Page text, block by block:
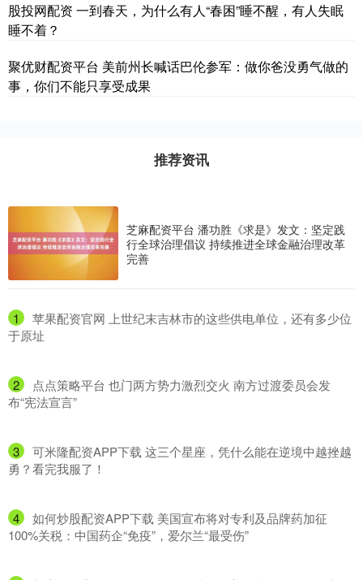
股投网配资 一到春天，为什么有人“春困”睡不醒，有人失眠
睡不着？
聚优财配资平台 美前州长喊话巴伦参军：做你爸没勇气做的
事，你们不能只享受成果
推荐资讯
芝麻配资平台 潘功胜《求是》发文：坚定践
行全球治理倡议 持续推进全球金融治理改革
完善
1
​苹果配资官网 上世纪末吉林市的这些供电单位，还有多少位
于原址
2
​点点策略平台 也门两方势力激烈交火 南方过渡委员会发
布“宪法宣言”
3
​可米隆配资APP下载 这三个星座，凭什么能在逆境中越挫越
勇？看完我服了！
4
​如何炒股配资APP下载 美国宣布将对专利及品牌药加征
100%关税：中国药企“免疫”，爱尔兰“最受伤”